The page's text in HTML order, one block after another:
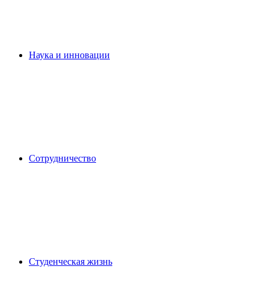
Наука и инновации
Сотрудничество
Студенческая жизнь